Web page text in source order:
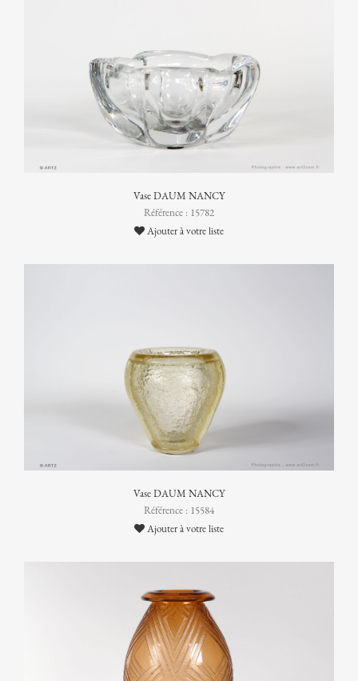
Vase DAUM NANCY
Référence : 15782
Ajouter à votre liste
Vase DAUM NANCY
Référence : 15584
Ajouter à votre liste